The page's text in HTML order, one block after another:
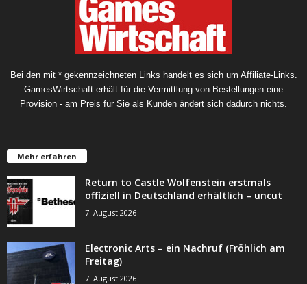
Bei den mit * gekennzeichneten Links handelt es sich um Affiliate-Links.
GamesWirtschaft erhält für die Vermittlung von Bestellungen eine
Provision - am Preis für Sie als Kunden ändert sich dadurch nichts.
Mehr erfahren
Return to Castle Wolfenstein erstmals
offiziell in Deutschland erhältlich – uncut
7. August 2026
Electronic Arts – ein Nachruf (Fröhlich am
Freitag)
7. August 2026